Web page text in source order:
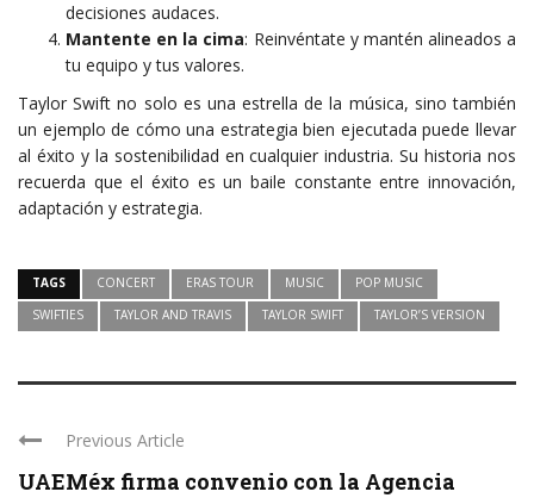
decisiones audaces.
Mantente en la cima: Reinvéntate y mantén alineados a
tu equipo y tus valores.
Taylor Swift no solo es una estrella de la música, sino también
un ejemplo de cómo una estrategia bien ejecutada puede llevar
al éxito y la sostenibilidad en cualquier industria. Su historia nos
recuerda que el éxito es un baile constante entre innovación,
adaptación y estrategia.
TAGS CONCERT ERAS TOUR MUSIC
POP MUSIC
SWIFTIES
TAYLOR AND TRAVIS TAYLOR SWIFT TAYLOR’S VERSION
Previous Article
UAEMéx firma convenio con la Agencia